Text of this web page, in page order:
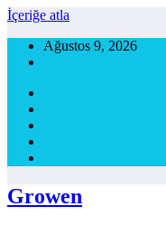
İçeriğe atla
Ağustos 9, 2026
Growen